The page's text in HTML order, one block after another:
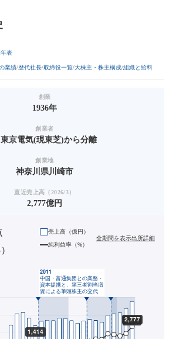
表
業績 歴代社長 取締役一覧 大株主・株主構成 組織と給料
創業
1936年
創業者
京電気(現東芝)から分離
創業地
神奈川県川崎市
直近売上高（2026/3）
2,777億円
売上高（億円）
純利益率（%）
全期間を表示出所詳細